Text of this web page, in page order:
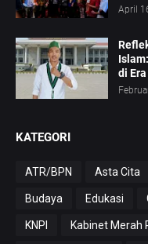
April
di
KATEGORI
ATR/BPN Asta Cita
Budaya Edukasi
KNPI Kabinet Merah